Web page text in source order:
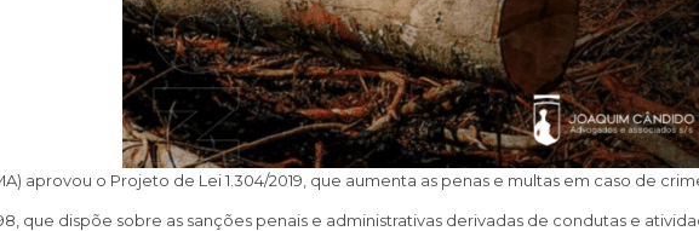
aprovou o Projeto de Lei 1.304/2019, que aumenta as penas e multas em caso de
que dispõe sobre as sanções penais e administrativas derivadas de condutas e